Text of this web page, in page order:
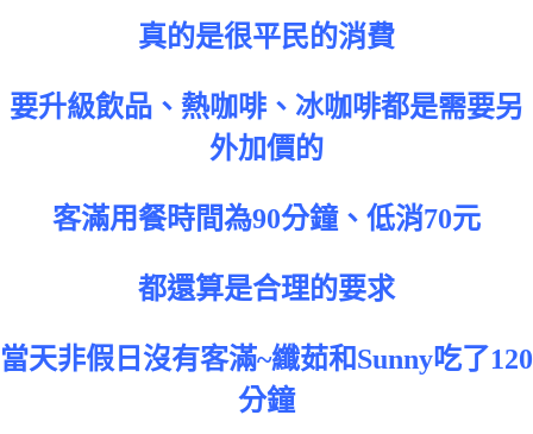
真的是很平民的消費
要升級飲品、熱咖啡、冰咖啡都是需要另
外加價的
客滿用餐時間為90分鐘、低消70元
都還算是合理的要求
當天非假日沒有客滿~纖茹和Sunny吃了120
分鐘